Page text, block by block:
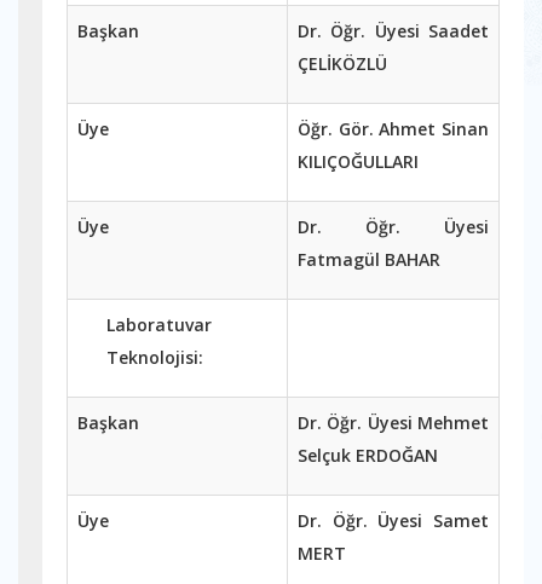
Başkan
Dr. Öğr. Üyesi Saadet
ÇELİKÖZLÜ
Üye
Öğr. Gör. Ahmet Sinan
KILIÇOĞULLARI
Üye
Dr. Öğr. Üyesi
Fatmagül BAHAR
Laboratuvar
Teknolojisi:
Başkan
Dr. Öğr. Üyesi Mehmet
Selçuk ERDOĞAN
Üye
Dr. Öğr. Üyesi Samet
MERT